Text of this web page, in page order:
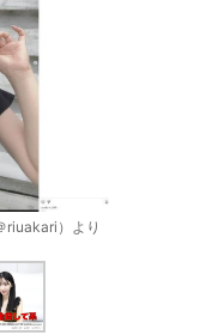
riuakari）より